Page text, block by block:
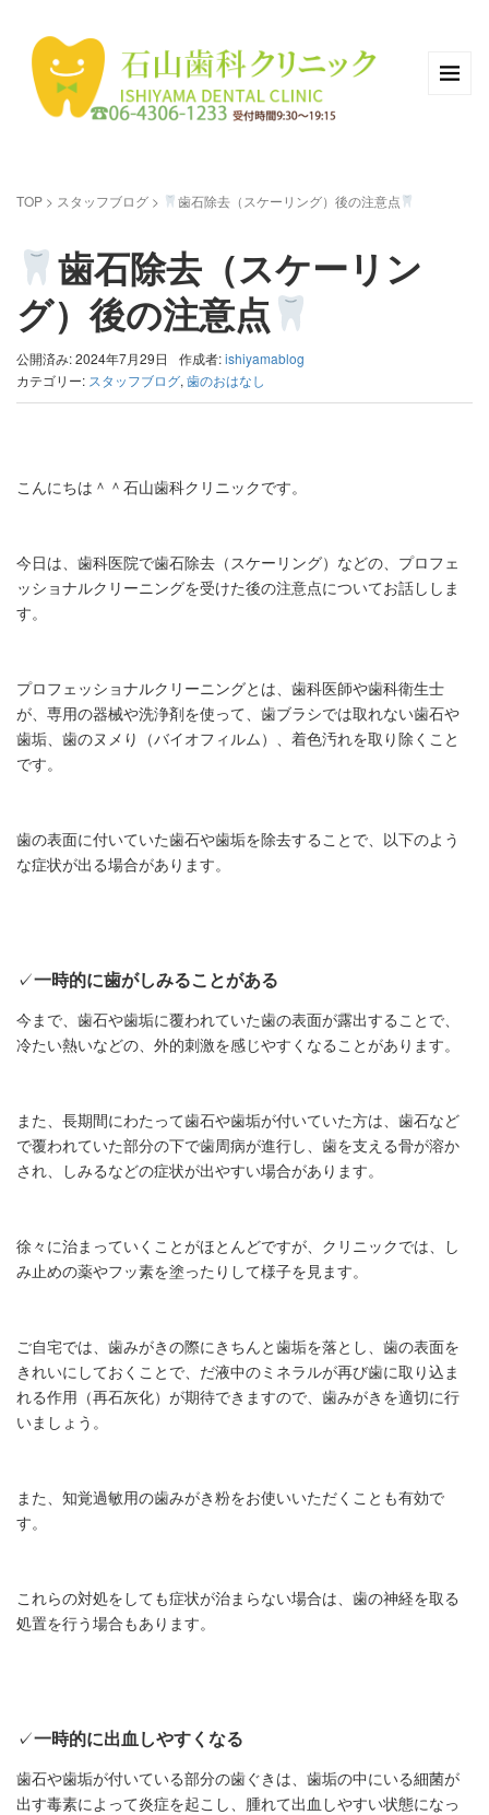
TOP > スタッフブログ > 歯石除去（スケーリング）後の注意点
歯石除去（スケーリン
グ）後の注意点
公開済み: 2024年7月29日 作成者:ishiyamablog
カテゴリー: スタッフブログ, 歯のおはなし
こんにちは＾＾石山歯科クリニックです。
今日は、歯科医院で歯石除去（スケーリング）などの、プロフェ
ッショナルクリーニングを受けた後の注意点についてお話ししま
す。
プロフェッショナルクリーニングとは、歯科医師や歯科衛生士
が、専用の器械や洗浄剤を使って、歯ブラシでは取れない歯石や
歯垢、歯のヌメり（バイオフィルム）、着色汚れを取り除くこと
です。
歯の表面に付いていた歯石や歯垢を除去することで、以下のよう
な症状が出る場合があります。
✓一時的に歯がしみることがある
今まで、歯石や歯垢に覆われていた歯の表面が露出することで、
冷たい熱いなどの、外的刺激を感じやすくなることがあります。
また、長期間にわたって歯石や歯垢が付いていた方は、歯石など
で覆われていた部分の下で歯周病が進行し、歯を支える骨が溶か
され、しみるなどの症状が出やすい場合があります。
徐々に治まっていくことがほとんどですが、クリニックでは、し
み止めの薬やフッ素を塗ったりして様子を見ます。
ご自宅では、歯みがきの際にきちんと歯垢を落とし、歯の表面を
きれいにしておくことで、だ液中のミネラルが再び歯に取り込ま
れる作用（再石灰化）が期待できますので、歯みがきを適切に行
いましょう。
また、知覚過敏用の歯みがき粉をお使いいただくことも有効で
す。
これらの対処をしても症状が治まらない場合は、歯の神経を取る
処置を行う場合もあります。
✓一時的に出血しやすくなる
歯石や歯垢が付いている部分の歯ぐきは、歯垢の中にいる細菌が
出す毒素によって炎症を起こし、腫れて出血しやすい状態になっ